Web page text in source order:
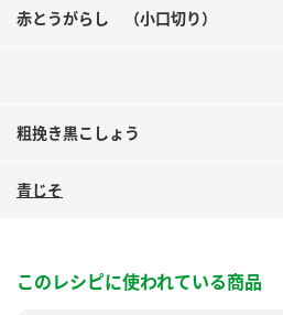
赤とうがらし （小口切り）
粗挽き黒こしょう
青じそ
このレシピに使われている商品